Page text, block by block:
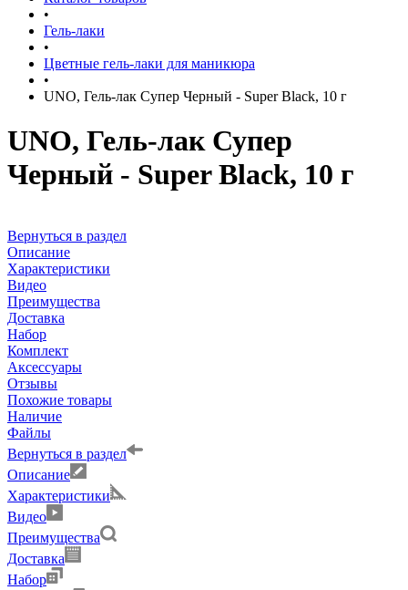
•
Гель-лаки
•
Цветные гель-лаки для маникюра
•
UNO, Гель-лак Супер Черный - Super Black, 10 г
UNO, Гель-лак Супер
Черный - Super Black, 10 г
Вернуться в раздел
Описание
Характеристики
Видео
Преимущества
Доставка
Набор
Комплект
Аксессуары
Отзывы
Похожие товары
Наличие
Файлы
Вернуться в раздел
Описание
Характеристики
Видео
Преимущества
Доставка
Набор